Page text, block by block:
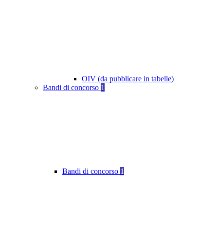
OIV (da pubblicare in tabelle)
Bandi di concorso 1
Bandi di concorso 1